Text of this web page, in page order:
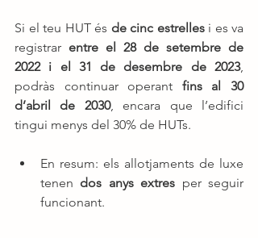
Si el teu HUT és de cinc estrelles i es va
registrar entre el 28 de setembre de
2022 i el 31 de desembre de 2023,
podràs continuar operant fins al 30
d’abril de 2030, encara que l’edifici
tingui menys del 30% de HUTs.
En resum: els allotjaments de luxe
tenen dos anys extres per seguir
funcionant.